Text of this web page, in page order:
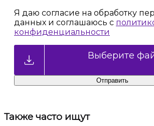
Я даю согласие на обработку
данных и соглашаюсь с
конфиденциальности
Выберите
Также часто ищут